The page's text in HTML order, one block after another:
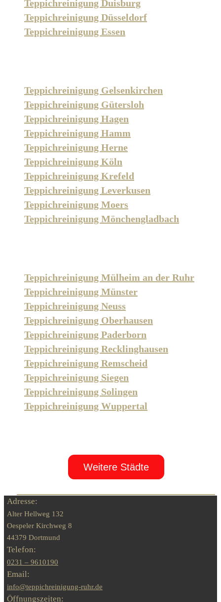
Teppichreinigung Duisburg
Teppichreinigung Düsseldorf
Teppichreinigung Essen
Teppichreinigung Gelsenkirchen
Teppichreinigung Gütersloh
Teppichreinigung Hagen
Teppichreinigung Hamm
Teppichreinigung Herne
Teppichreinigung Köln
Teppichreinigung Krefeld
Teppichreinigung Leverkusen
Teppichreinigung Moers
Teppichreinigung Mönchengladbach
Teppichreinigung Mülheim an der Ruhr
Teppichreinigung Münster
Teppichreinigung Neuss
Teppichreinigung Oberhausen
Teppichreinigung Paderborn
Teppichreinigung Recklinghausen
Teppichreinigung Remscheid
Teppichreinigung Siegen
Teppichreinigung Solingen
Teppichreinigung Wuppertal
Weitere Städte
Adresse:
Alter Hellweg 132
Oespeler Kirchweg 8
44379 Dortmund
Telefon:
0231 – 9610190
Email:
info@teppichreinigung-ruhr.de
Öffnungszeiten: